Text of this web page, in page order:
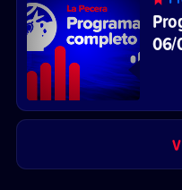
06/